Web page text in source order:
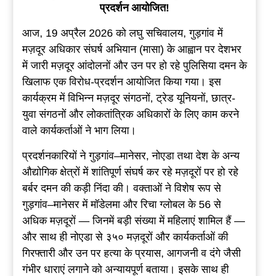
प्रदर्शन आयोजित!
आज, 19 अप्रैल 2026 को लघु सचिवालय, गुड़गांव में
मज़दूर अधिकार संघर्ष अभियान (मासा) के आह्वान पर देशभर
में जारी मज़दूर आंदोलनों और उन पर हो रहे पुलिसिया दमन के
खिलाफ एक विरोध-प्रदर्शन आयोजित किया गया। इस
कार्यक्रम में विभिन्न मज़दूर संगठनों, ट्रेड यूनियनों, छात्र-
युवा संगठनों और लोकतांत्रिक अधिकारों के लिए काम करने
वाले कार्यकर्ताओं ने भाग लिया।
प्रदर्शनकारियों ने गुड़गांव–मानेसर, नोएडा तथा देश के अन्य
औद्योगिक क्षेत्रों में शांतिपूर्ण संघर्ष कर रहे मज़दूरों पर हो रहे
बर्बर दमन की कड़ी निंदा की। वक्ताओं ने विशेष रूप से
गुड़गांव–मानेसर में मॉडेलमा और रिचा ग्लोबल के 56 से
अधिक मज़दूरों — जिनमें बड़ी संख्या में महिलाएं शामिल हैं —
और साथ ही नोएडा से ३५० मज़दूरों और कार्यकर्ताओं की
गिरफ्तारी और उन पर हत्या के प्रयास, आगजनी व दंगे जैसी
गंभीर धाराएं लगाने को अन्यायपूर्ण बताया। इसके साथ ही